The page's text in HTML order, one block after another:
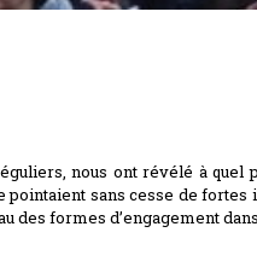
nous ont révélé à quel
sans cesse de fortes
des formes d’engagement